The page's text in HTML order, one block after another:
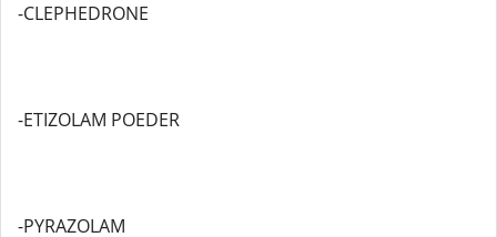
-CLEPHEDRONE
-ETIZOLAM POEDER
-PYRAZOLAM